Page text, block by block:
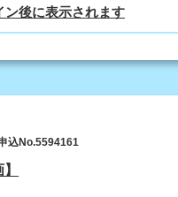
込No.5594161